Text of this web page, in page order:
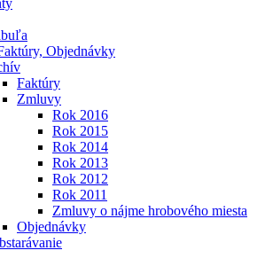
Objednávky
Faktúry
Zmluvy
Rok 2016
Rok 2015
Rok 2014
Rok 2013
Rok 2012
Rok 2011
Zmluvy o nájme hrobového miesta
Objednávky